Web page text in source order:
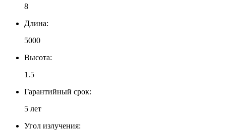
8
Длина:
5000
Высота:
1.5
Гарантийный срок:
5 лет
Угол излучения: